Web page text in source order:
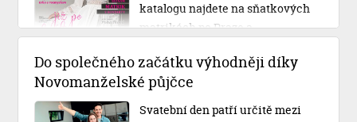
katalogu najdete na sňatkových
matrikách po Praze a
Do společného začátku výhodněji díky
Novomanželské půjčce
Svatební den patří určitě mezi